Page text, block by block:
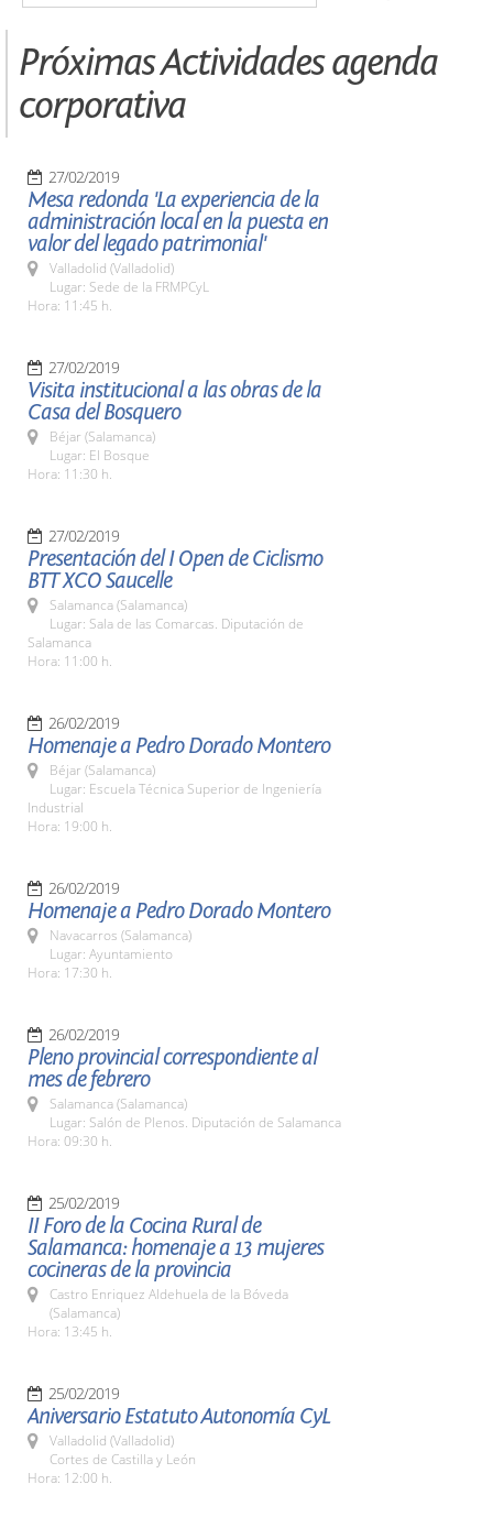
Próximas Actividades agenda
corporativa
27/02/2019
Mesa redonda 'La experiencia de la
administración local en la puesta en
valor del legado patrimonial'
Valladolid (Valladolid)
Lugar: Sede de la FRMPCyL
Hora: 11:45 h.
27/02/2019
Visita institucional a las obras de la
Casa del Bosquero
Béjar (Salamanca)
Lugar: El Bosque
Hora: 11:30 h.
27/02/2019
Presentación del I Open de Ciclismo
BTT XCO Saucelle
Salamanca (Salamanca)
Lugar: Sala de las Comarcas. Diputación de
Salamanca
Hora: 11:00 h.
26/02/2019
Homenaje a Pedro Dorado Montero
Béjar (Salamanca)
Lugar: Escuela Técnica Superior de Ingeniería
Industrial
Hora: 19:00 h.
26/02/2019
Homenaje a Pedro Dorado Montero
Navacarros (Salamanca)
Lugar: Ayuntamiento
Hora: 17:30 h.
26/02/2019
Pleno provincial correspondiente al
mes de febrero
Salamanca (Salamanca)
Lugar: Salón de Plenos. Diputación de Salamanca
Hora: 09:30 h.
25/02/2019
II Foro de la Cocina Rural de
Salamanca: homenaje a 13 mujeres
cocineras de la provincia
Castro Enriquez Aldehuela de la Bóveda
(Salamanca)
Hora: 13:45 h.
25/02/2019
Aniversario Estatuto Autonomía CyL
Valladolid (Valladolid)
Cortes de Castilla y León
Hora: 12:00 h.